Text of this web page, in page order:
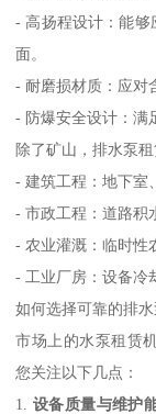
- 高扬程设计：能够
面。
- 耐磨损材质：应对
- 防爆安全设计：满
除了矿山，排水泵
- 建筑工程：地下室
- 市政工程：道路积
- 农业灌溉：临时性
- 工业厂房：设备冷
如何选择可靠的排
市场上的水泵租赁
您关注以下几点：
1. 设备质量与维护